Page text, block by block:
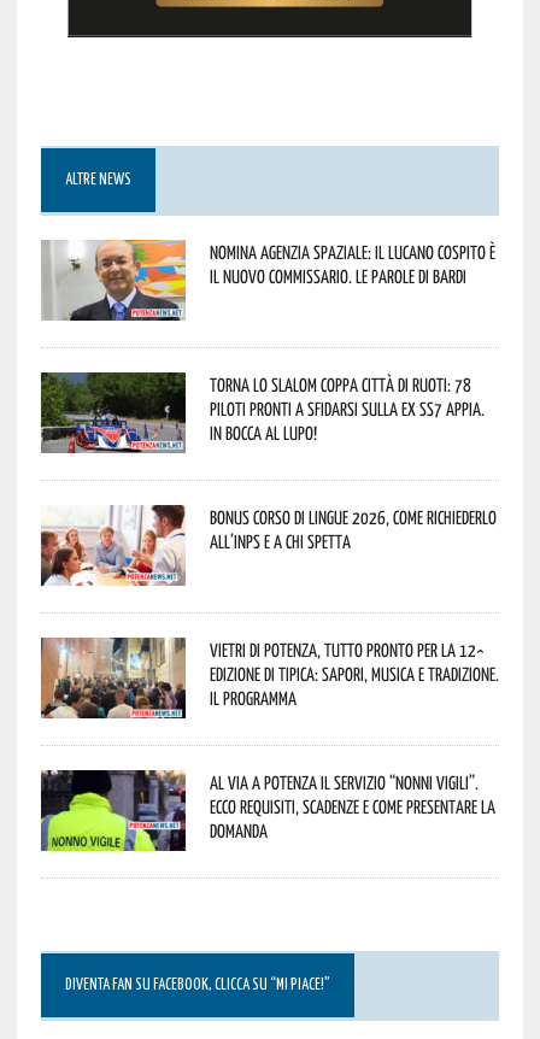
ALTRE NEWS
Nomina Agenzia Spaziale: il lucano Cospito è
il nuovo commissario. Le parole di Bardi
Torna lo Slalom Coppa Città di Ruoti: 78
piloti pronti a sfidarsi sulla ex SS7 Appia.
In bocca al lupo!
Bonus corso di lingue 2026, come richiederlo
all’INPS e a chi spetta
Vietri di Potenza, tutto pronto per la 12^
Edizione di Tipica: sapori, musica e tradizione.
Il programma
Al via a Potenza il servizio “Nonni Vigili”.
Ecco requisiti, scadenze e come presentare la
domanda
DIVENTA FAN SU FACEBOOK, CLICCA SU “MI PIACE!”